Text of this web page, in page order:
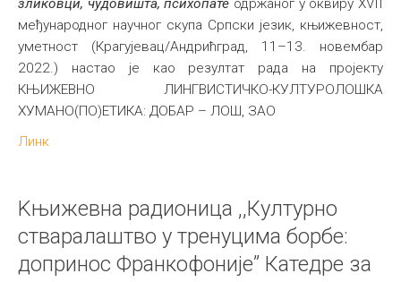
зликовци, чудовишта, психопате одржаног у оквиру XVII
међународног научног скупа Српски језик, књижевност,
уметност (Крагујевац/Андрићград, 11–13. новембар
2022.) настао је као резултат рада на пројекту
КЊИЖЕВНО ЛИНГВИСТИЧКО-КУЛТУРОЛОШКА
ХУМАНО(ПО)ЕТИКА: ДОБАР – ЛОШ, ЗАО
Линк
Kњижевнa радионицa ,,Културно
стваралаштво у тренуцима борбе:
допринос Франкофоније” Катедре за